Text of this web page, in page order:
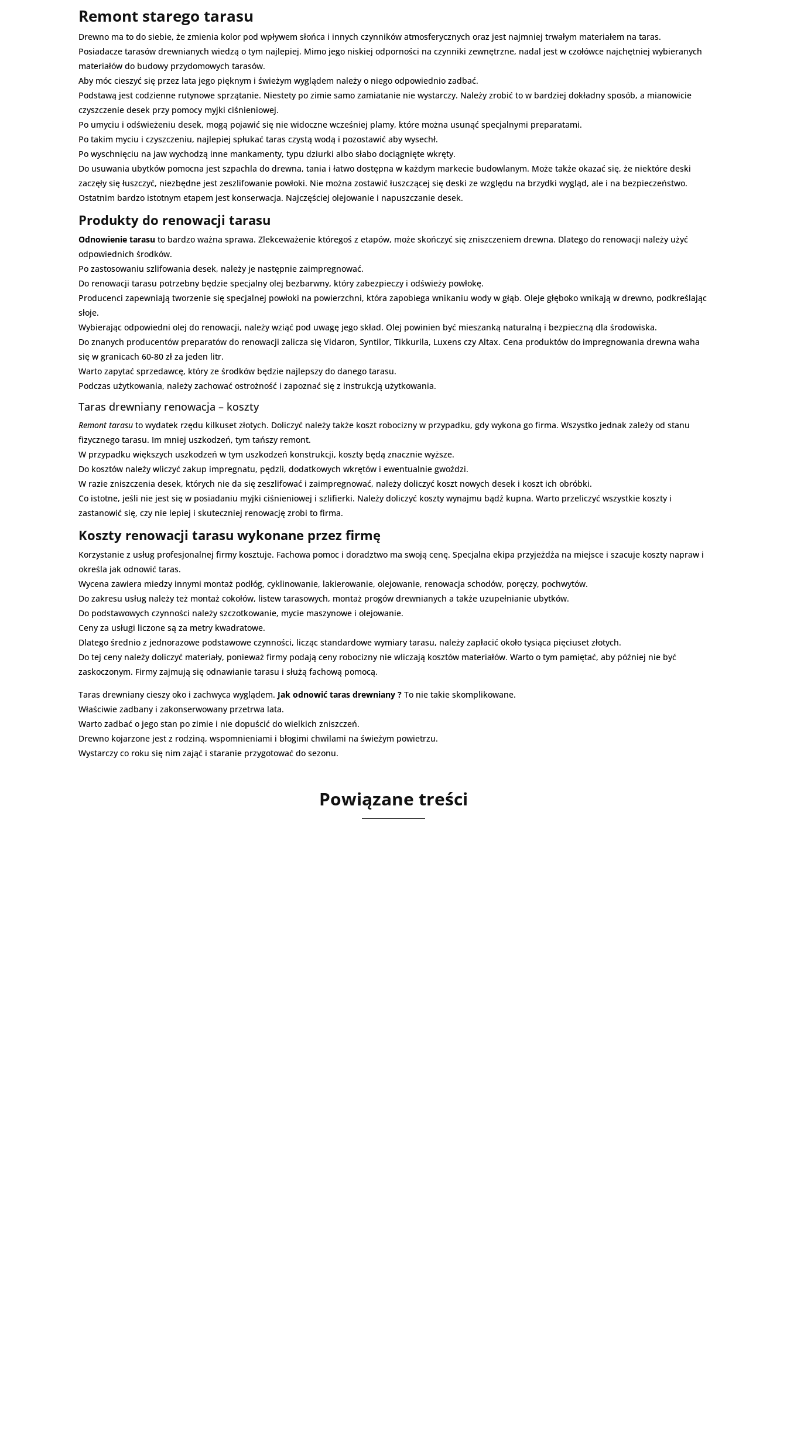
Remont starego tarasu
Drewno ma to do siebie, że zmienia kolor pod wpływem słońca i innych czynników atmosferycznych oraz jest najmniej trwałym materiałem na taras.
Posiadacze tarasów drewnianych wiedzą o tym najlepiej. Mimo jego niskiej odporności na czynniki zewnętrzne, nadal jest w czołówce najchętniej wybieranych
materiałów do budowy przydomowych tarasów.
Aby móc cieszyć się przez lata jego pięknym i świeżym wyglądem należy o niego odpowiednio zadbać.
Podstawą jest codzienne rutynowe sprzątanie. Niestety po zimie samo zamiatanie nie wystarczy. Należy zrobić to w bardziej dokładny sposób, a mianowicie
czyszczenie desek przy pomocy myjki ciśnieniowej.
Po umyciu i odświeżeniu desek, mogą pojawić się nie widoczne wcześniej plamy, które można usunąć specjalnymi preparatami.
Po takim myciu i czyszczeniu, najlepiej spłukać taras czystą wodą i pozostawić aby wysechł.
Po wyschnięciu na jaw wychodzą inne mankamenty, typu dziurki albo słabo dociągnięte wkręty.
Do usuwania ubytków pomocna jest szpachla do drewna, tania i łatwo dostępna w każdym markecie budowlanym. Może także okazać się, że niektóre deski
zaczęły się łuszczyć, niezbędne jest zeszlifowanie powłoki. Nie można zostawić łuszczącej się deski ze względu na brzydki wygląd, ale i na bezpieczeństwo.
Ostatnim bardzo istotnym etapem jest konserwacja. Najczęściej olejowanie i napuszczanie desek.
Produkty do renowacji tarasu
Odnowienie tarasu to bardzo ważna sprawa. Zlekceważenie któregoś z etapów, może skończyć się zniszczeniem drewna. Dlatego do renowacji należy użyć
odpowiednich środków.
Po zastosowaniu szlifowania desek, należy je następnie zaimpregnować.
Do renowacji tarasu potrzebny będzie specjalny olej bezbarwny, który zabezpieczy i odświeży powłokę.
Producenci zapewniają tworzenie się specjalnej powłoki na powierzchni, która zapobiega wnikaniu wody w głąb. Oleje głęboko wnikają w drewno, podkreślając
słoje.
Wybierając odpowiedni olej do renowacji, należy wziąć pod uwagę jego skład. Olej powinien być mieszanką naturalną i bezpieczną dla środowiska.
Do znanych producentów preparatów do renowacji zalicza się Vidaron, Syntilor, Tikkurila, Luxens czy Altax. Cena produktów do impregnowania drewna waha
się w granicach 60-80 zł za jeden litr.
Warto zapytać sprzedawcę, który ze środków będzie najlepszy do danego tarasu.
Podczas użytkowania, należy zachować ostrożność i zapoznać się z instrukcją użytkowania.
Taras drewniany renowacja – koszty
Remont tarasu to wydatek rzędu kilkuset złotych. Doliczyć należy także koszt robocizny w przypadku, gdy wykona go firma. Wszystko jednak zależy od stanu
fizycznego tarasu. Im mniej uszkodzeń, tym tańszy remont.
W przypadku większych uszkodzeń w tym uszkodzeń konstrukcji, koszty będą znacznie wyższe.
Do kosztów należy wliczyć zakup impregnatu, pędzli, dodatkowych wkrętów i ewentualnie gwoździ.
W razie zniszczenia desek, których nie da się zeszlifować i zaimpregnować, należy doliczyć koszt nowych desek i koszt ich obróbki.
Co istotne, jeśli nie jest się w posiadaniu myjki ciśnieniowej i szlifierki. Należy doliczyć koszty wynajmu bądź kupna. Warto przeliczyć wszystkie koszty i
zastanowić się, czy nie lepiej i skuteczniej renowację zrobi to firma.
Koszty renowacji tarasu wykonane przez firmę
Korzystanie z usług profesjonalnej firmy kosztuje. Fachowa pomoc i doradztwo ma swoją cenę. Specjalna ekipa przyjeżdża na miejsce i szacuje koszty napraw i
określa jak odnowić taras.
Wycena zawiera miedzy innymi montaż podłóg, cyklinowanie, lakierowanie, olejowanie, renowacja schodów, poręczy, pochwytów.
Do zakresu usług należy też montaż cokołów, listew tarasowych, montaż progów drewnianych a także uzupełnianie ubytków.
Do podstawowych czynności należy szczotkowanie, mycie maszynowe i olejowanie.
Ceny za usługi liczone są za metry kwadratowe.
Dlatego średnio z jednorazowe podstawowe czynności, licząc standardowe wymiary tarasu, należy zapłacić około tysiąca pięciuset złotych.
Do tej ceny należy doliczyć materiały, ponieważ firmy podają ceny robocizny nie wliczają kosztów materiałów. Warto o tym pamiętać, aby później nie być
zaskoczonym. Firmy zajmują się odnawianie tarasu i służą fachową pomocą.
Taras drewniany cieszy oko i zachwyca wyglądem. Jak odnowić taras drewniany ? To nie takie skomplikowane.
Właściwie zadbany i zakonserwowany przetrwa lata.
Warto zadbać o jego stan po zimie i nie dopuścić do wielkich zniszczeń.
Drewno kojarzone jest z rodziną, wspomnieniami i błogimi chwilami na świeżym powietrzu.
Wystarczy co roku się nim zająć i staranie przygotować do sezonu.
Powiązane treści